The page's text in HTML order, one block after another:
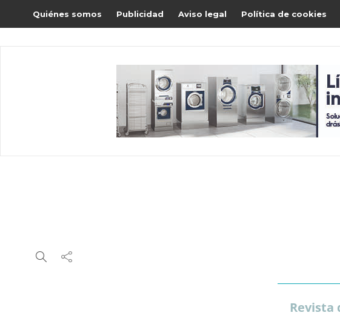
Quiénes somos Publicidad Aviso legal Política de cookies
Revista